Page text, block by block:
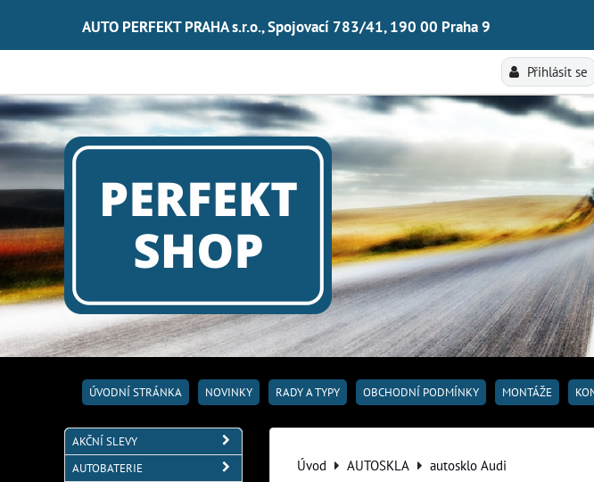
AUTO PERFEKT PRAHA s.r.o., Spojovací 783/41, 190 00 Praha 9
Přihlásit se
ÚVODNÍ STRÁNKA NOVINKY RADY A TYPY OBCHODNÍ PODMÍNKY MONTÁŽE
Úvod AUTOSKLA autosklo Audi
AKČNÍ SLEVY
AUTOBATERIE